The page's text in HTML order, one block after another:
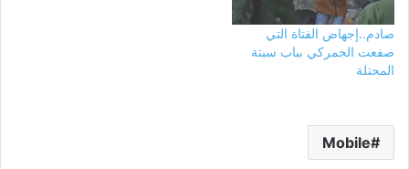
صادم..إجهاض الفتاة التي
صفعت الجمركي بباب سبتة
المحتلة
Mobile